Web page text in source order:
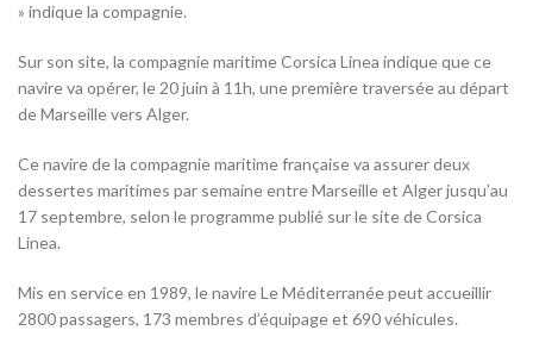
» indique la compagnie.
Sur son site, la compagnie maritime Corsica Linea indique que ce
navire va opérer, le 20 juin à 11h, une première traversée au départ
de Marseille vers Alger.
Ce navire de la compagnie maritime française va assurer deux
dessertes maritimes par semaine entre Marseille et Alger jusqu’au
17 septembre, selon le programme publié sur le site de Corsica
Linea.
Mis en service en 1989, le navire Le Méditerranée peut accueillir
2800 passagers, 173 membres d’équipage et 690 véhicules.